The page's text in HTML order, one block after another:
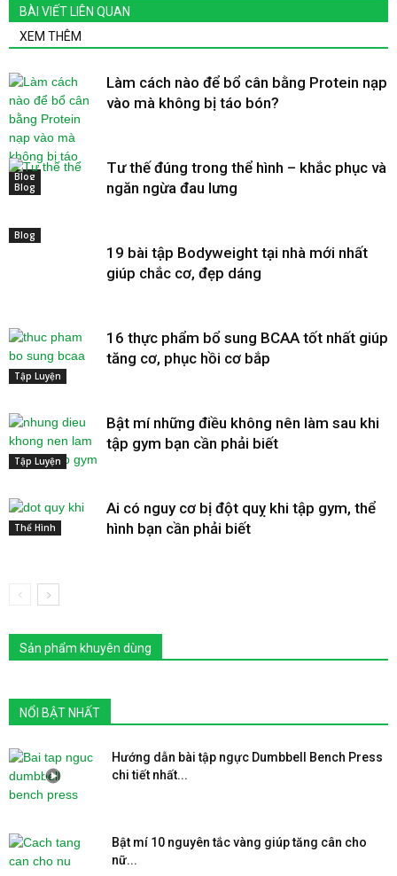
BÀI VIẾT LIÊN QUAN
XEM THÊM
Blog
Làm cách nào để bổ cân bằng Protein nạp
vào mà không bị táo bón?
Blog
Tư thế đúng trong thể hình – khắc phục và
ngăn ngừa đau lưng
Blog
19 bài tập Bodyweight tại nhà mới nhất
giúp chắc cơ, đẹp dáng
Tập Luyện
16 thực phẩm bổ sung BCAA tốt nhất giúp
tăng cơ, phục hồi cơ bắp
Tập Luyện
Bật mí những điều không nên làm sau khi
tập gym bạn cần phải biết
Thể Hình
Ai có nguy cơ bị đột quỵ khi tập gym, thể
hình bạn cần phải biết
Sản phẩm khuyên dùng
NỔI BẬT NHẤT
Hướng dẫn bài tập ngực Dumbbell Bench Press
chi tiết nhất...
Bật mí 10 nguyên tắc vàng giúp tăng cân cho
nữ...